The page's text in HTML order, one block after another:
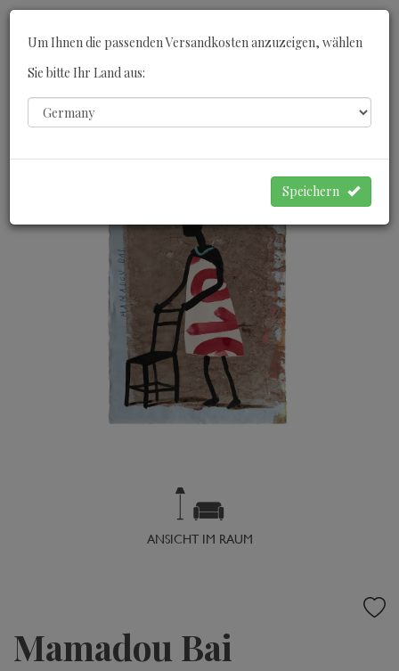
ANSICHT IM RAUM
Mamadou Bai
Um Ihnen die passenden Versandkosten anzuzeigen, wählen
Sie bitte Ihr Land aus:
Speichern